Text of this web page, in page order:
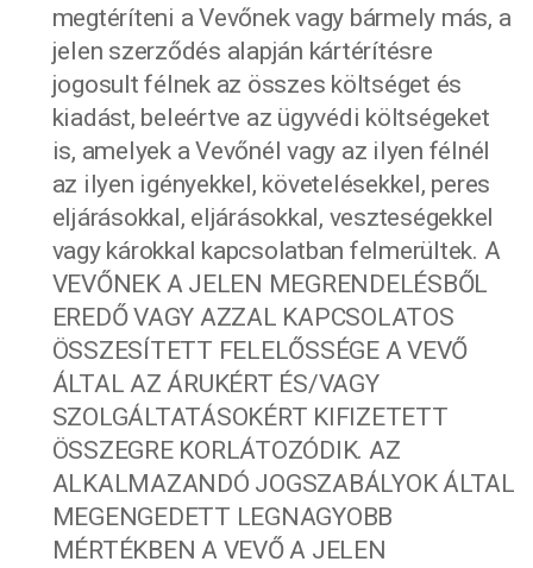
megtéríteni a Vevőnek vagy bármely más, a
jelen szerződés alapján kártérítésre
jogosult félnek az összes költséget és
kiadást, beleértve az ügyvédi költségeket
is, amelyek a Vevőnél vagy az ilyen félnél
az ilyen igényekkel, követelésekkel, peres
eljárásokkal, eljárásokkal, veszteségekkel
vagy károkkal kapcsolatban felmerültek. A
VEVŐNEK A JELEN MEGRENDELÉSBŐL
EREDŐ VAGY AZZAL KAPCSOLATOS
ÖSSZESÍTETT FELELŐSSÉGE A VEVŐ
ÁLTAL AZ ÁRUKÉRT ÉS/VAGY
SZOLGÁLTATÁSOKÉRT KIFIZETETT
ÖSSZEGRE KORLÁTOZÓDIK. AZ
ALKALMAZANDÓ JOGSZABÁLYOK ÁLTAL
MEGENGEDETT LEGNAGYOBB
MÉRTÉKBEN A VEVŐ A JELEN